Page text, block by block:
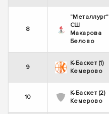
8
"Металлург"
СШ
Макарова
Белово
9
К-Баскет (1)
Кемерово
10
К-Баскет (2)
Кемерово